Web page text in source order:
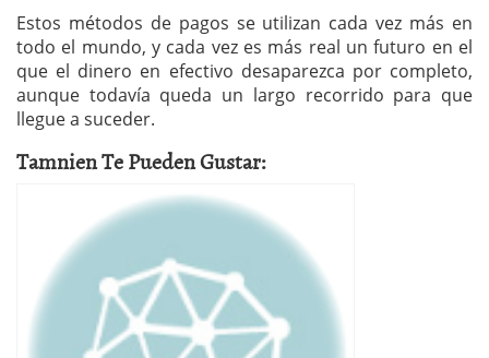
Estos métodos de pagos se utilizan cada vez más en
todo el mundo, y cada vez es más real un futuro en el
que el dinero en efectivo desaparezca por completo,
aunque todavía queda un largo recorrido para que
llegue a suceder.
Tamnien Te Pueden Gustar: